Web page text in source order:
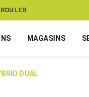
LE VOL
MAGASINS
DUAL